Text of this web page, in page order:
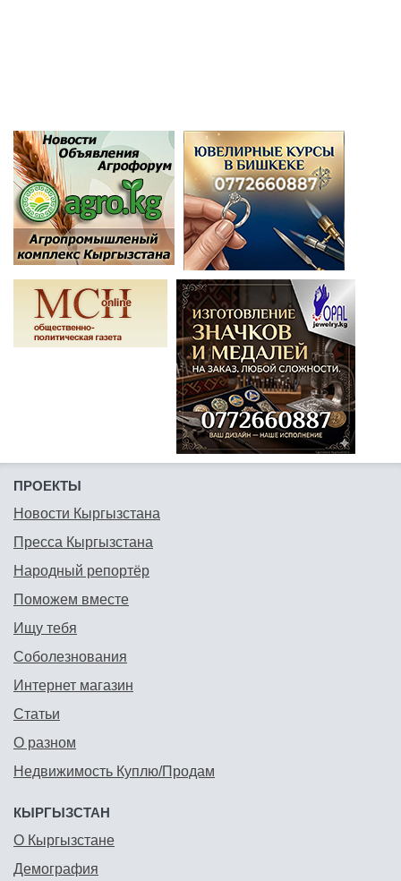
ПРОЕКТЫ
Новости Кыргызстана
Пресса Кыргызстана
Народный репортёр
Поможем вместе
Ищу тебя
Соболезнования
Интернет магазин
Статьи
О разном
Недвижимость Куплю/Продам
КЫРГЫЗСТАН
О Кыргызстане
Демография